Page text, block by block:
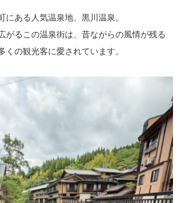
にある人気温泉地、 黒川温泉 。
がるこの温泉街は、昔ながらの風情が残る
くの観光客に愛されています。